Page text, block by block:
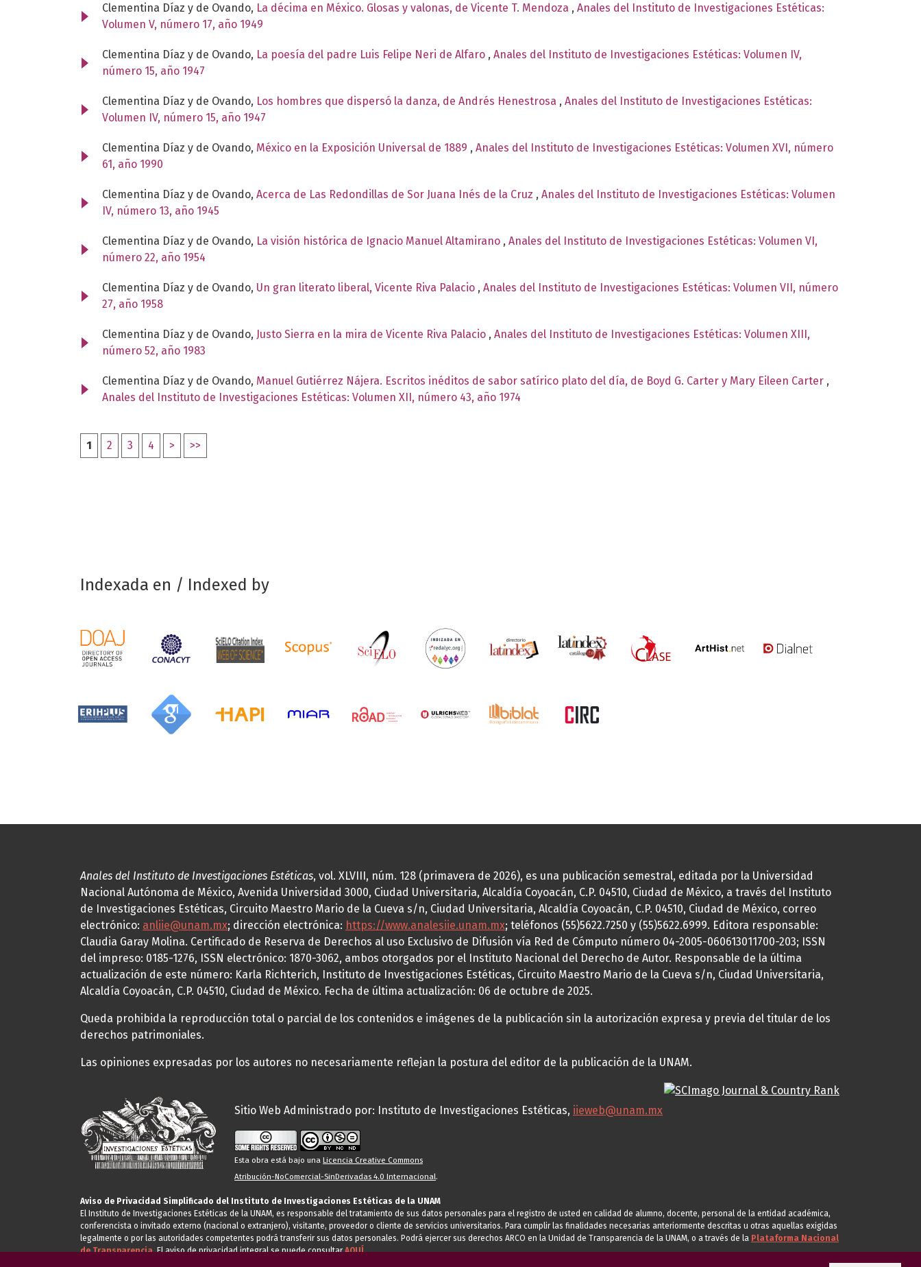
Clementina Díaz y de Ovando, La décima en México. Glosas y valonas, de Vicente T. Mendoza , Anales del Instituto de Investigaciones Estéticas:
Volumen V, número 17, año 1949
Clementina Díaz y de Ovando, La poesía del padre Luis Felipe Neri de Alfaro , Anales del Instituto de Investigaciones Estéticas: Volumen IV,
número 15, año 1947
Clementina Díaz y de Ovando, Los hombres que dispersó la danza, de Andrés Henestrosa , Anales del Instituto de Investigaciones Estéticas:
Volumen IV, número 15, año 1947
Clementina Díaz y de Ovando, México en la Exposición Universal de 1889 , Anales del Instituto de Investigaciones Estéticas: Volumen XVI, número
61, año 1990
Clementina Díaz y de Ovando, Acerca de Las Redondillas de Sor Juana Inés de la Cruz , Anales del Instituto de Investigaciones Estéticas: Volumen
IV, número 13, año 1945
Clementina Díaz y de Ovando, La visión histórica de Ignacio Manuel Altamirano , Anales del Instituto de Investigaciones Estéticas: Volumen VI,
número 22, año 1954
Clementina Díaz y de Ovando, Un gran literato liberal, Vicente Riva Palacio , Anales del Instituto de Investigaciones Estéticas: Volumen VII, número
27, año 1958
Clementina Díaz y de Ovando, Justo Sierra en la mira de Vicente Riva Palacio , Anales del Instituto de Investigaciones Estéticas: Volumen XIII,
número 52, año 1983
Clementina Díaz y de Ovando, Manuel Gutiérrez Nájera. Escritos inéditos de sabor satírico plato del día, de Boyd G. Carter y Mary Eileen Carter ,
Anales del Instituto de Investigaciones Estéticas: Volumen XII, número 43, año 1974
1 2 3 4 > >>
Indexada en / Indexed by
Anales del Instituto de Investigaciones Estéticas, vol. XLVIII, núm. 128 (primavera de 2026), es una publicación semestral, editada por la Universidad
Nacional Autónoma de México, Avenida Universidad 3000, Ciudad Universitaria, Alcaldía Coyoacán, C.P. 04510, Ciudad de México, a través del Instituto
de Investigaciones Estéticas, Circuito Maestro Mario de la Cueva s/n, Ciudad Universitaria, Alcaldía Coyoacán, C.P. 04510, Ciudad de México, correo
electrónico: anliie@unam.mx; dirección electrónica: https://www.analesiie.unam.mx; teléfonos (55)5622.7250 y (55)5622.6999. Editora responsable:
Claudia Garay Molina. Certificado de Reserva de Derechos al uso Exclusivo de Difusión vía Red de Cómputo número 04-2005-060613011700-203; ISSN
del impreso: 0185-1276, ISSN electrónico: 1870-3062, ambos otorgados por el Instituto Nacional del Derecho de Autor. Responsable de la última
actualización de este número: Karla Richterich, Instituto de Investigaciones Estéticas, Circuito Maestro Mario de la Cueva s/n, Ciudad Universitaria,
Alcaldía Coyoacán, C.P. 04510, Ciudad de México. Fecha de última actualización: 06 de octubre de 2025.
Queda prohibida la reproducción total o parcial de los contenidos e imágenes de la publicación sin la autorización expresa y previa del titular de los
derechos patrimoniales.
Las opiniones expresadas por los autores no necesariamente reflejan la postura del editor de la publicación de la UNAM.
Sitio Web Administrado por: Instituto de Investigaciones Estéticas, iieweb@unam.mx
Esta obra está bajo una Licencia Creative Commons
Atribución-NoComercial-SinDerivadas 4.0 Internacional.
Aviso de Privacidad Simplificado del Instituto de Investigaciones Estéticas de la UNAM
El Instituto de Investigaciones Estéticas de la UNAM, es responsable del tratamiento de sus datos personales para el registro de usted en calidad de alumno, docente, personal de la entidad académica,
conferencista o invitado externo (nacional o extranjero), visitante, proveedor o cliente de servicios universitarios. Para cumplir las finalidades necesarias anteriormente descritas u otras aquellas exigidas
legalmente o por las autoridades competentes podrá transferir sus datos personales. Podrá ejercer sus derechos ARCO en la Unidad de Transparencia de la UNAM, o a través de la Plataforma Nacional
de Transparencia.El aviso de privacidad integral se puede consultarAQUÍ